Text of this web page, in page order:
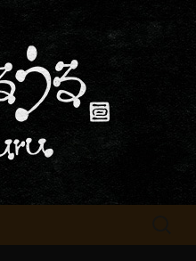
しい地酒が飲
る」のブロ
居酒屋「一献う
らせ